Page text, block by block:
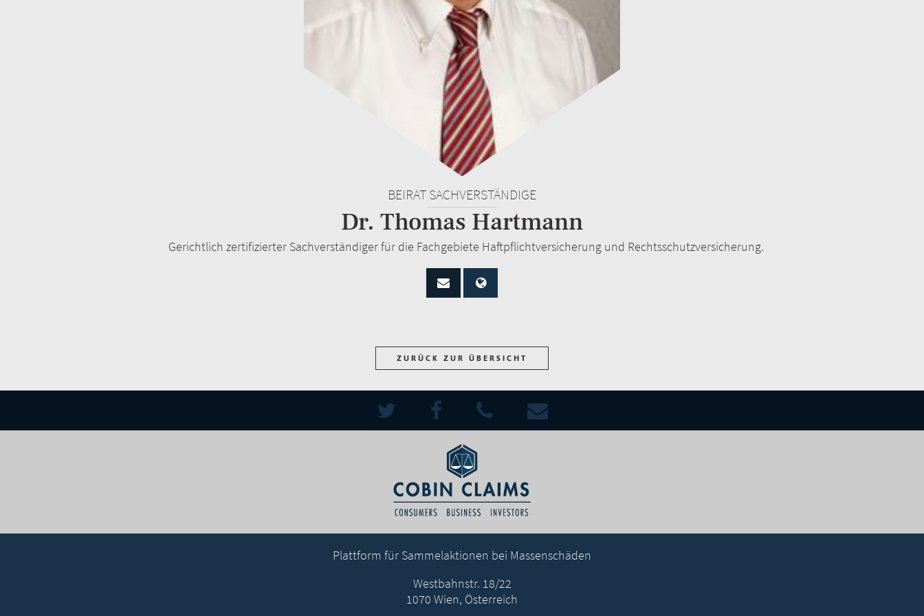
BEIRAT SACHVERSTÄNDIGE
Dr. Thomas Hartmann
Gerichtlich zertifizierter Sachverständiger für die Fachgebiete Haftpflichtversicherung und Rechtsschutzversicherung.
ZURÜCK ZUR ÜBERSICHT
Plattform für Sammelaktionen bei Massenschäden
Westbahnstr. 18/22
1070 Wien, Österreich